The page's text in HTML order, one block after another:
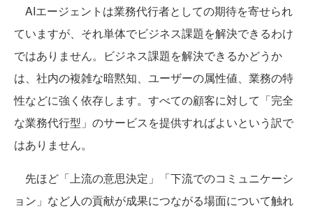
AIエージェントは業務代行者としての期待を寄せられ
ていますが、それ単体でビジネス課題を解決できるわけ
ではありません。ビジネス課題を解決できるかどうか
は、社内の複雑な暗黙知、ユーザーの属性値、業務の特
性などに強く依存します。すべての顧客に対して「完全
な業務代行型」のサービスを提供すればよいという訳で
はありません。
先ほど「上流の意思決定」「下流でのコミュニケーシ
ョン」など人の貢献が成果につながる場面について触れ